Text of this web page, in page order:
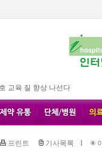
교육 질 향상 나선다
프린트 기사목록 l